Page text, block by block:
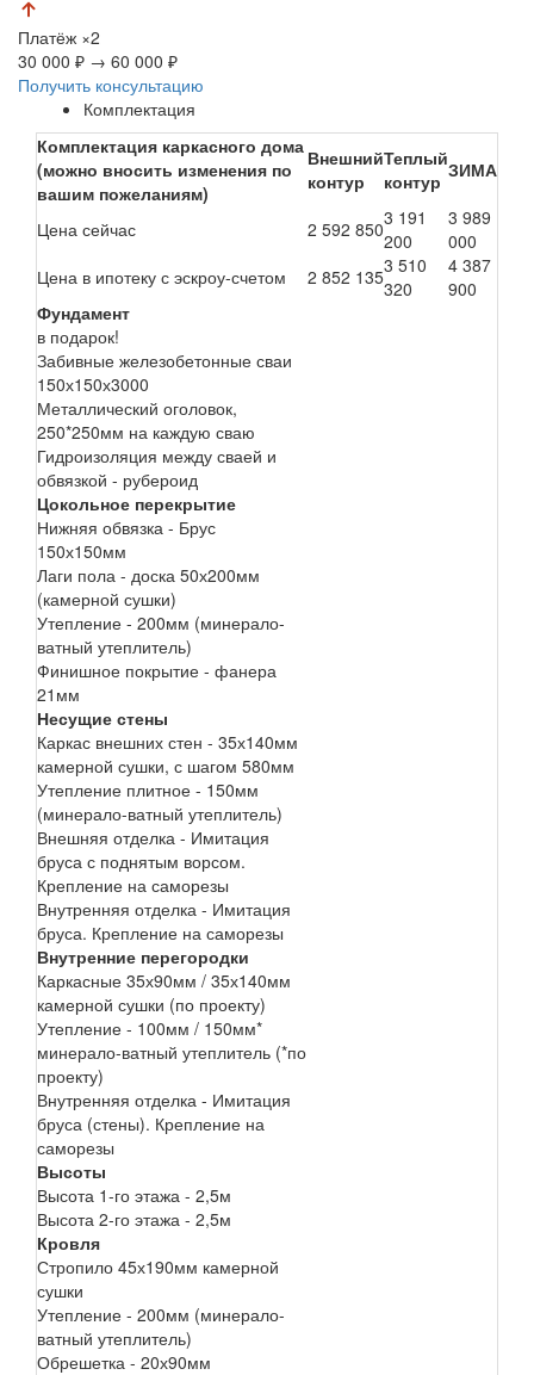
Платёж ×2
30 000 ₽ → 60 000 ₽
Получить консультацию
Комплектация
Комплектация каркасного дома
(можно вносить изменения по
вашим пожеланиям)
Внешний
контур
Теплый
контур ЗИМА
Цена сейчас 2 592 8503 191
200
3 989
000
Цена в ипотеку с эскроу-счетом
2 852 1353 510
320
4 387
900
Фундамент
в подарок!
Забивные железобетонные сваи
150х150х3000
Металлический оголовок,
250*250мм на каждую сваю
Гидроизоляция между сваей и
обвязкой - рубероид
Цокольное перекрытие
Нижняя обвязка - Брус
150х150мм
Лаги пола - доска 50х200мм
(камерной сушки)
Утепление - 200мм (минерало-
ватный утеплитель)
Финишное покрытие - фанера
21мм
Несущие стены
Каркас внешних стен - 35х140мм
камерной сушки, с шагом 580мм
Утепление плитное - 150мм
(минерало-ватный утеплитель)
Внешняя отделка - Имитация
бруса с поднятым ворсом.
Крепление на саморезы
Внутренняя отделка - Имитация
бруса. Крепление на саморезы
Внутренние перегородки
Каркасные 35х90мм / 35х140мм
камерной сушки (по проекту)
Утепление - 100мм / 150мм*
минерало-ватный утеплитель (*по
проекту)
Внутренняя отделка - Имитация
бруса (стены). Крепление на
саморезы
Высоты
Высота 1-го этажа - 2,5м
Высота 2-го этажа - 2,5м
Кровля
Стропило 45х190мм камерной
сушки
Утепление - 200мм (минерало-
ватный утеплитель)
Обрешетка - 20х90мм